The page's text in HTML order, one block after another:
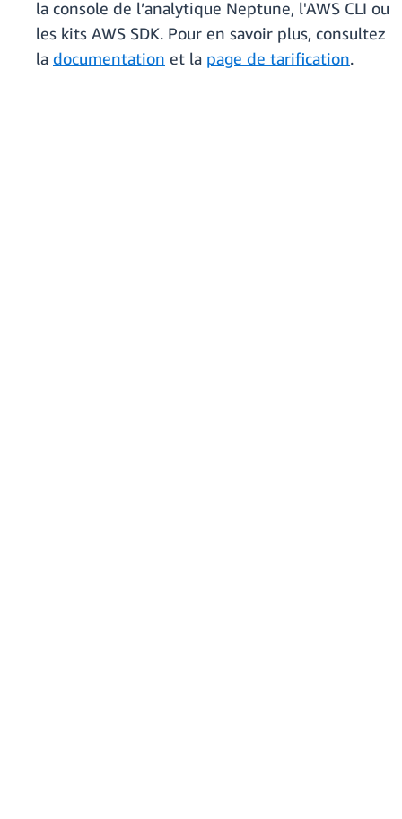
la console de l’analytique Neptune, l'AWS CLI ou
les kits AWS SDK. Pour en savoir plus, consultez
la documentation et la page de tarification.